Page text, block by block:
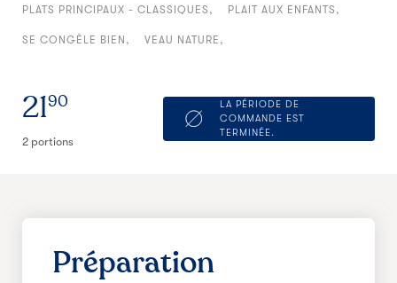
PLATS PRINCIPAUX - CLASSIQUES PLAIT AUX ENFANTS
SE CONGÈLE BIEN VEAU NATURE
2190
2 portions
LA PÉRIODE DE
COMMANDE EST
TERMINÉE.
Préparation